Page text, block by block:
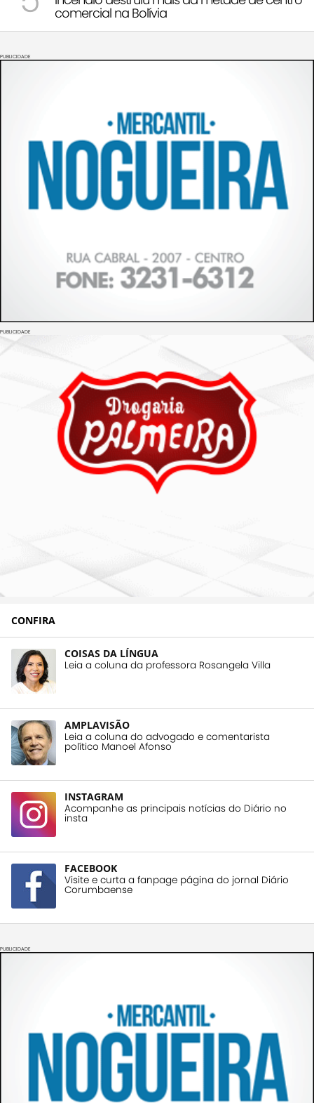
comercial na Bolívia
PUBLICIDADE
PUBLICIDADE
CONFIRA
COISAS DA LÍNGUA
Leia a coluna da professora Rosangela Villa
AMPLAVISÃO
Leia a coluna do advogado e comentarista
político Manoel Afonso
INSTAGRAM
Acompanhe as principais notícias do Diário no
insta
FACEBOOK
Visite e curta a fanpage página do jornal Diário
Corumbaense
PUBLICIDADE